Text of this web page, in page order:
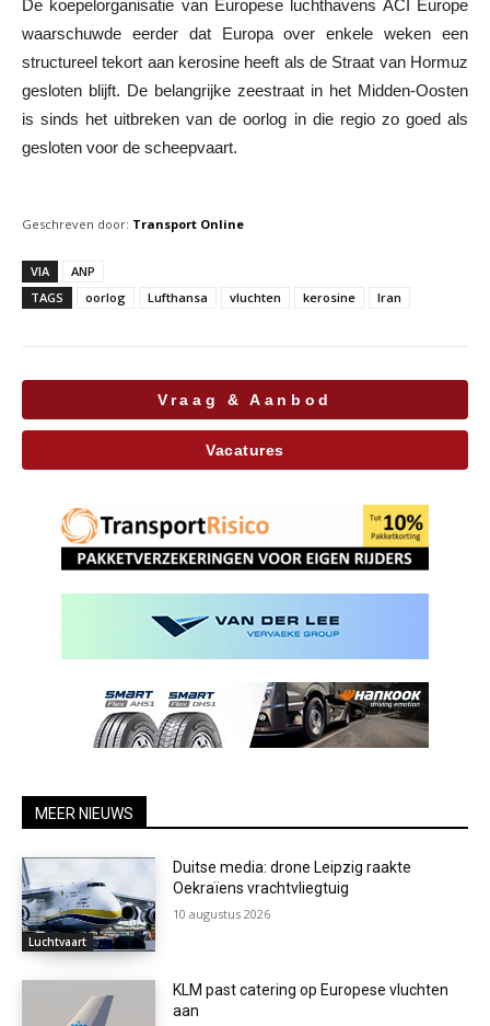
De koepelorganisatie van Europese luchthavens ACI Europe
waarschuwde eerder dat Europa over enkele weken een
structureel tekort aan kerosine heeft als de Straat van Hormuz
gesloten blijft. De belangrijke zeestraat in het Midden-Oosten
is sinds het uitbreken van de oorlog in die regio zo goed als
gesloten voor de scheepvaart.
Geschreven door: Transport Online
VIA
ANP
TAGS
oorlog Lufthansa vluchten kerosine Iran
Vraag & Aanbod
Vacatures
MEER NIEUWS
Luchtvaart
Duitse media: drone Leipzig raakte
Oekraïens vrachtvliegtuig
10 augustus 2026
KLM past catering op Europese vluchten
aan